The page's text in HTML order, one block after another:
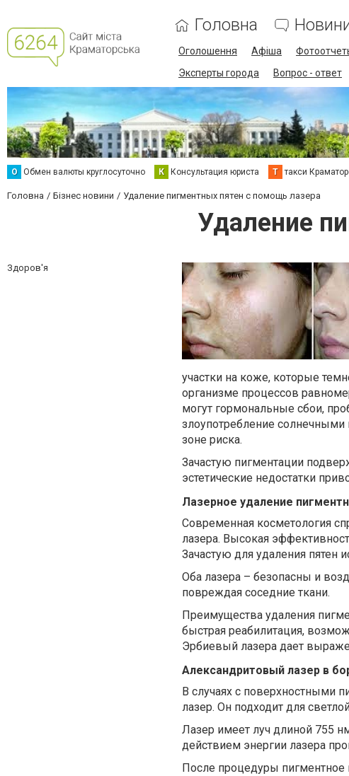
Головна
Оголошення Афіша
Эксперты города
Вопрос - ответ
О Обмен валюты круглосуточно К Консультация юриста Т такси
Головна Бізнес новини Удаление пигментных пятен с помощь лазера
Удаление
Здоров'я
участки на коже, которые
организме процессов
могут гормональные сбои,
злоупотребление солнечными
зоне риска.
Зачастую пигментации
эстетические недостатки
Лазерное удаление
Современная косметология
лазера. Высокая
Зачастую для удаления пятен
Оба лазера – безопасны и
повреждая соседние ткани.
Преимущества удаления
быстрая реабилитация,
Эрбиевый лазера дает
Александритовый лазер в
В случаях с поверхностными
лазер. Он подходит для
Лазер имеет луч длиной 755
действием энергии лазера
После процедуры пигментное